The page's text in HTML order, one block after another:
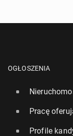
OGŁOSZENIA
Pracę
Profile